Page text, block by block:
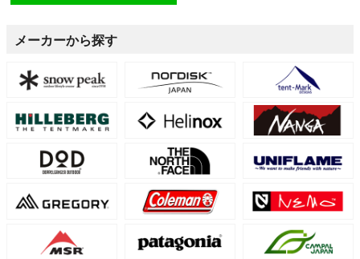
メーカーから探す